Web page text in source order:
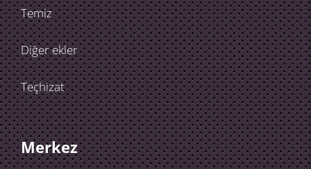
Temiz
Diğer ekler
Teçhizat
Merkez